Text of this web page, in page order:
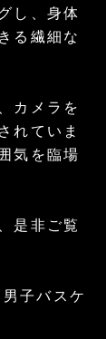
し、身体
る繊細な
カメラを
れていま
気を臨場
是非ご覧
子バスケ